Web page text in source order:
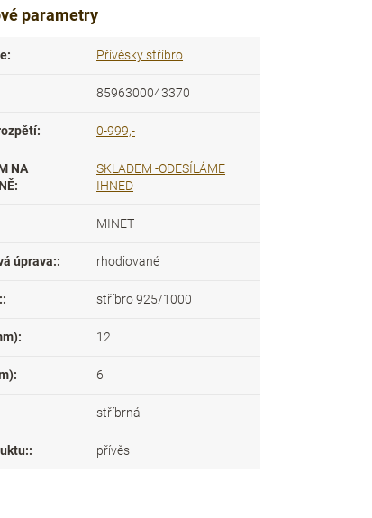
parametry
: Přívěsky stříbro
8596300043370
: 0-999,-
NA
:
SKLADEM -ODESÍLÁME
IHNED
MINET
úprava:: rhodiované
: stříbro 925/1000
: 12
: 6
stříbrná
: přívěs